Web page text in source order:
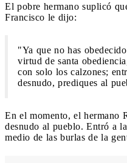
El pobre hermano suplicó
Francisco le dijo:
"Ya que no has
virtud de santa
con solo los calzones;
desnudo, prediques al
En el momento, el hermano
desnudo al pueblo. Entró a
medio de las burlas de la